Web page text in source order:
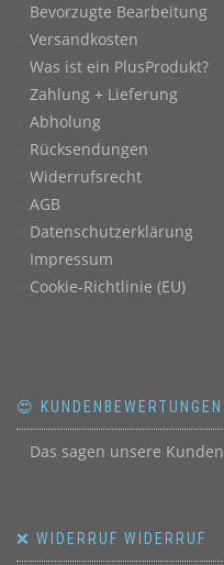
Bevorzugte Bearbeitung
Versandkosten
Was ist ein PlusProdukt?
Zahlung + Lieferung
Abholung
Rücksendungen
Widerrufsrecht
AGB
Datenschutzerklärung
Impressum
Cookie-Richtlinie (EU)
😍 KUNDENBEWERTUNGEN
Das sagen unsere Kunden
❌ WIDERRUF WIDERRUF